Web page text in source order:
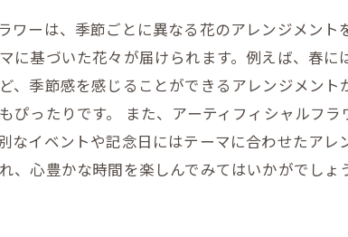
ワーは、季節ごとに異なる花のアレンジメン
に基づいた花々が届けられます。例えば、春
、季節感を感じることができるアレンジメン
ぴったりです。 また、アーティフィシャルフ
なイベントや記念日にはテーマに合わせたア
、心豊かな時間を楽しんでみてはいかがでしょ